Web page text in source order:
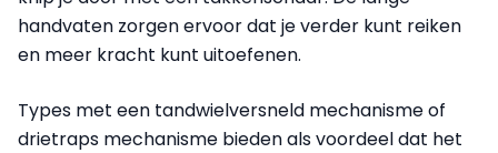
handvaten zorgen ervoor dat je verder kunt reiken
en meer kracht kunt uitoefenen.
Types met een tandwielversneld mechanisme of
drietraps mechanisme bieden als voordeel dat het